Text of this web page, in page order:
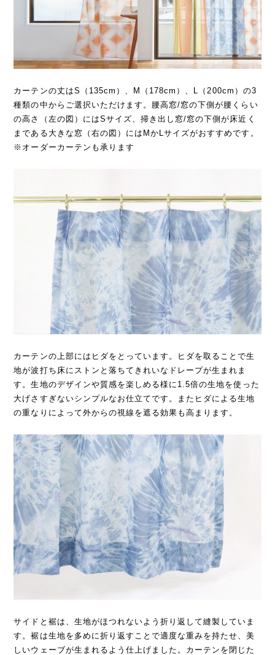
カーテンの丈はS（135cm）、M（178cm）、L（200cm）の3
種類の中からご選択いただけます。腰高窓/窓の下側が腰くらい
の高さ（左の図）にはSサイズ、掃き出し窓/窓の下側が床近く
まである大きな窓（右の図）にはMかLサイズがおすすめです。
※オーダーカーテンも承ります
カーテンの上部にはヒダをとっています。ヒダを取ることで生
地が波打ち床にストンと落ちてきれいなドレープが生まれま
す。生地のデザインや質感を楽しめる様に1.5倍の生地を使った
大げさすぎないシンプルなお仕立てです。またヒダによる生地
の重なりによって外からの視線を遮る効果も高まります。
サイドと裾は、生地がほつれないよう折り返して縫製していま
す。裾は生地を多めに折り返すことで適度な重みを持たせ、美
しいウェーブが生まれるよう仕上げました。カーテンを閉じた